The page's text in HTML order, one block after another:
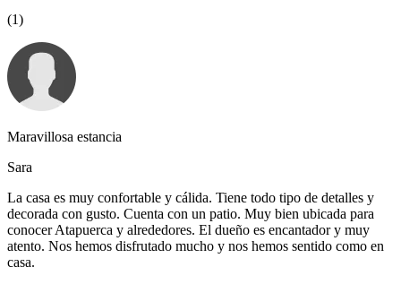
(1)
Maravillosa estancia
Sara
La casa es muy confortable y cálida. Tiene todo tipo de detalles y
decorada con gusto. Cuenta con un patio. Muy bien ubicada para
conocer Atapuerca y alrededores. El dueño es encantador y muy
atento. Nos hemos disfrutado mucho y nos hemos sentido como en
casa.